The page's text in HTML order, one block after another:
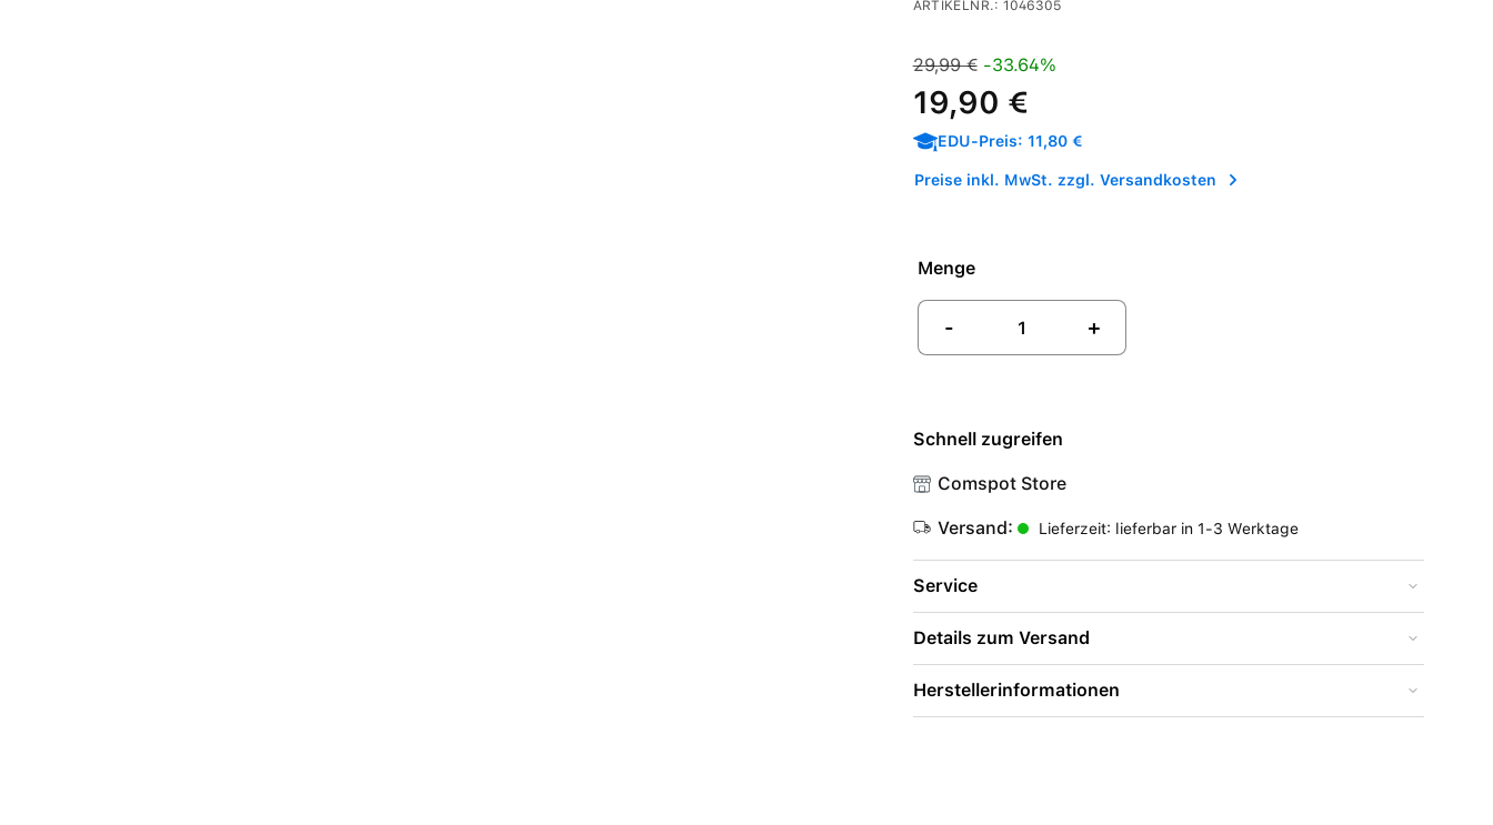
ARTIKELNR.: 1046305
Verkaufspreis:
Regulärer Preis:
29,99 €-33.64%
19,90 €
EDU-Preis: 11,80 €
Preise inkl. MwSt. zzgl. Versandkosten
Menge
- +
Schnell zugreifen
Comspot Store
Versand: Lieferzeit: lieferbar in 1-3 Werktage
Service
Details zum Versand
Herstellerinformationen